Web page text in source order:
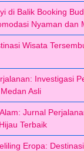
di Balik Booking
Nyaman dan
Wisata
Investigasi
Asli
Jurnal
Terbaik
Eropa: